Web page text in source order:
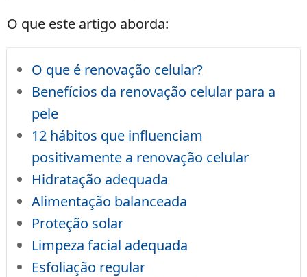
O que este artigo aborda:
O que é renovação celular?
Benefícios da renovação celular para a
pele
12 hábitos que influenciam
positivamente a renovação celular
Hidratação adequada
Alimentação balanceada
Proteção solar
Limpeza facial adequada
Esfoliação regular